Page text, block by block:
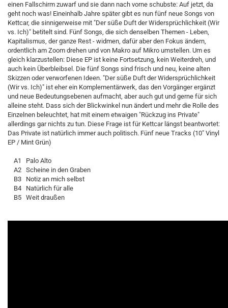
einen Fallschirm zuwarf und sie dann nach vorne schubste: Auf jetzt, da
geht noch was! Eineinhalb Jahre später gibt es nun fünf neue Songs von
Kettcar, die sinnigerweise mit "Der süße Duft der Widersprüchlichkeit (Wir
vs. Ich)" betitelt sind. Fünf Songs, die sich denselben Themen - Leben,
Kapitalismus, der ganze Rest - widmen, dafür aber den Fokus ändern,
ordentlich am Zoom drehen und von Makro auf Mikro umstellen. Um es
gleich klarzustellen: Diese EP ist keine Fortsetzung, kein Weiterdreh, und
auch kein Überbleibsel. Die fünf Songs sind frisch und neu, keine alten
Skizzen oder verworfenen Ideen. "Der süße Duft der Widersprüchlichkeit
(Wir vs. Ich)" ist eher ein Komplementärwerk, das den Vorgänger ergänzt
und neue Bedeutungsebenen aufmacht, aber auch gut und gerne für sich
alleine steht. Dass sich der Blickwinkel nun ändert und mehr die Rolle des
Einzelnen beleuchtet, hat mit einem etwaigen "Rückzug ins Private"
allerdings gar nichts zu tun. Diese Frage ist für Kettcar längst beantwortet:
Das Private ist natürlich immer auch politisch. Fünf neue Tracks (10" Vinyl
EP / Mint Grün)
A1 Palo Alto
A2 Scheine in den Graben
B3 Notiz an mich selbst
B4 Natürlich für alle
B5 Weit draußen